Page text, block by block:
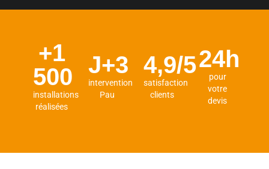
+1
500
installations
réalisées
J+3
intervention
Pau
4,9/5
satisfaction
clients
24h
pour
votre
devis